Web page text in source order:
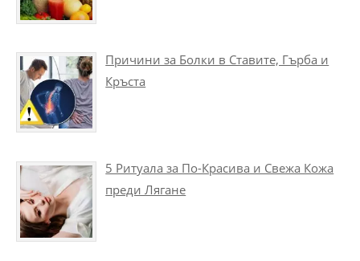
Причини за Болки в Ставите, Гърба и
Кръста
5 Ритуала за По-Красива и Свежа Кожа
преди Лягане